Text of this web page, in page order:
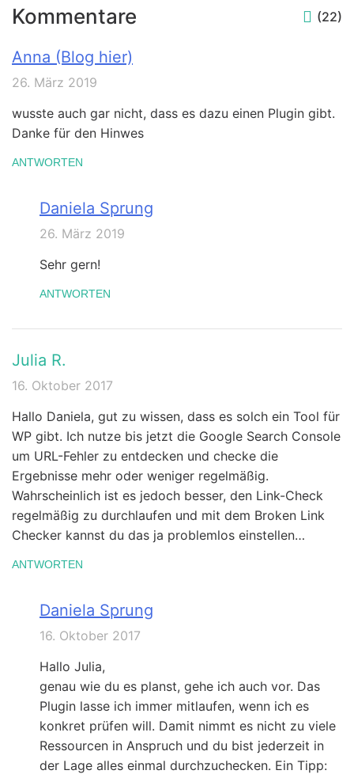
Kommentare (22)
Anna (Blog hier)
26. März 2019
wusste auch gar nicht, dass es dazu einen Plugin gibt.
Danke für den Hinwes
ANTWORTEN
Daniela Sprung
26. März 2019
Sehr gern!
ANTWORTEN
Julia R.
16. Oktober 2017
Hallo Daniela, gut zu wissen, dass es solch ein Tool für
WP gibt. Ich nutze bis jetzt die Google Search Console
um URL-Fehler zu entdecken und checke die
Ergebnisse mehr oder weniger regelmäßig.
Wahrscheinlich ist es jedoch besser, den Link-Check
regelmäßig zu durchlaufen und mit dem Broken Link
Checker kannst du das ja problemlos einstellen…
ANTWORTEN
Daniela Sprung
16. Oktober 2017
Hallo Julia,
genau wie du es planst, gehe ich auch vor. Das
Plugin lasse ich immer mitlaufen, wenn ich es
konkret prüfen will. Damit nimmt es nicht zu viele
Ressourcen in Anspruch und du bist jederzeit in
der Lage alles einmal durchzuchecken. Ein Tipp: